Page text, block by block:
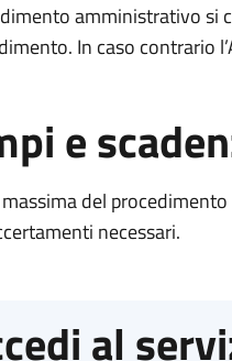
amministrativo si
In caso contrario
e
del
necessari.
al